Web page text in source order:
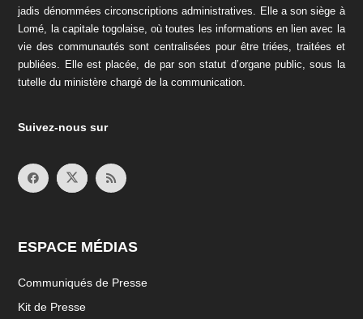
jadis dénommées circonscriptions administratives. Elle a son siège à
Lomé, la capitale togolaise, où toutes les informations en lien avec la
vie des communautés sont centralisées pour être triées, traitées et
publiées. Elle est placée, de par son statut d’organe public, sous la
tutelle du ministère chargé de la communication.
Suivez-nous sur
ESPACE MÉDIAS
Communiqués de Presse
Kit de Presse